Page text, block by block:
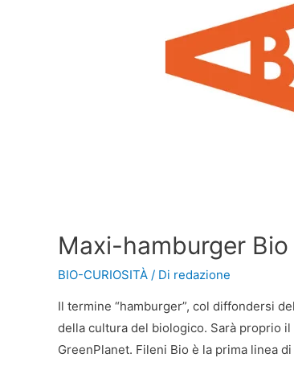
Maxi-hamburger
BIO-CURIOSITÀ / Di redazione
Il termine “hamburger”, col diffondersi
della cultura del biologico. Sarà proprio
GreenPlanet. Fileni Bio è la prima linea